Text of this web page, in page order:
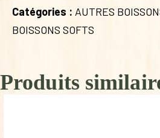
Catégories : AUTRES
BOISSONS SOFTS
Produits